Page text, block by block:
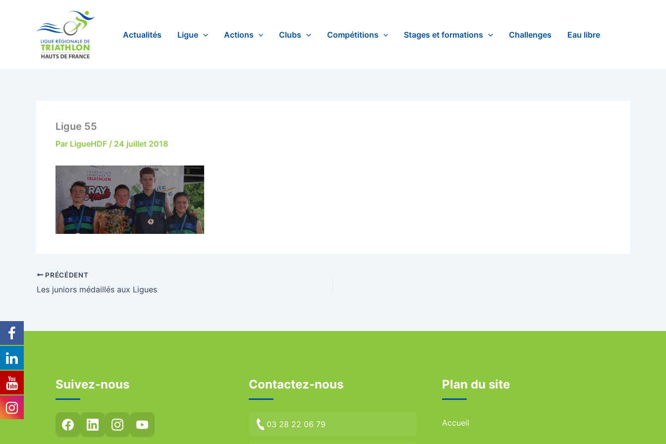
Actualités Ligue Actions Clubs Compétitions Stages et formations Challenges Eau libre
Ligue 55
Par LigueHDF / 24 juillet 2018
PRÉCÉDENT
Les juniors médaillés aux Ligues
Suivez-nous Contactez-nous
03 28 22 06 79
Plan du site
Accueil